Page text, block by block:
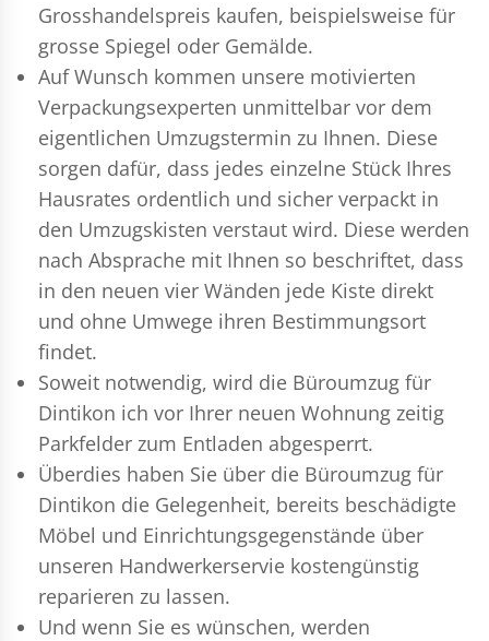
Grosshandelspreis kaufen, beispielsweise für
grosse Spiegel oder Gemälde.
Auf Wunsch kommen unsere motivierten
Verpackungsexperten unmittelbar vor dem
eigentlichen Umzugstermin zu Ihnen. Diese
sorgen dafür, dass jedes einzelne Stück Ihres
Hausrates ordentlich und sicher verpackt in
den Umzugskisten verstaut wird. Diese werden
nach Absprache mit Ihnen so beschriftet, dass
in den neuen vier Wänden jede Kiste direkt
und ohne Umwege ihren Bestimmungsort
findet.
Soweit notwendig, wird die Büroumzug für
Dintikon ich vor Ihrer neuen Wohnung zeitig
Parkfelder zum Entladen abgesperrt.
Überdies haben Sie über die Büroumzug für
Dintikon die Gelegenheit, bereits beschädigte
Möbel und Einrichtungsgegenstände über
unseren Handwerkerservie kostengünstig
reparieren zu lassen.
Und wenn Sie es wünschen, werden